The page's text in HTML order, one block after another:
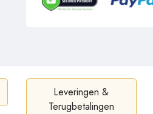
Leveringen &
Terugbetalingen